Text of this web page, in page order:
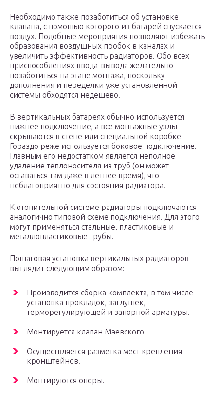
Необходимо также позаботиться об установке
клапана, с помощью которого из батарей спускается
воздух. Подобные мероприятия позволяют избежать
образования воздушных пробок в каналах и
увеличить эффективность радиаторов. Обо всех
приспособлениях ввода-вывода желательно
позаботиться на этапе монтажа, поскольку
дополнения и переделки уже установленной
системы обходятся недешево.
В вертикальных батареях обычно используется
нижнее подключение, а все монтажные узлы
скрываются в стене или специальной коробке.
Гораздо реже используется боковое подключение.
Главным его недостатком является неполное
удаление теплоносителя из труб (он может
оставаться там даже в летнее время), что
неблагоприятно для состояния радиатора.
К отопительной системе радиаторы подключаются
аналогично типовой схеме подключения. Для этого
могут применяться стальные, пластиковые и
металлопластиковые трубы.
Пошаговая установка вертикальных радиаторов
выглядит следующим образом:
Производится сборка комплекта, в том числе
установка прокладок, заглушек,
терморегулирующей и запорной арматуры.
Монтируется клапан Маевского.
Осуществляется разметка мест крепления
кронштейнов.
Монтируются опоры.